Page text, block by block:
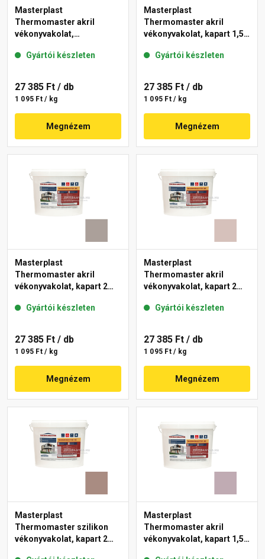
Masterplast
Thermomaster akril
vékonyvakolat,
44-E 25 kg
Gyártói készleten
27 385 Ft / db
1 095 Ft / kg
Megnézem
Masterplast
Thermomaster akril
vékonyvakolat, kapart 1,5
Gyártói készleten
27 385 Ft / db
1 095 Ft / kg
Megnézem
Masterplast
Thermomaster akril
vékonyvakolat, kapart 2
Gyártói készleten
27 385 Ft / db
1 095 Ft / kg
Megnézem
Masterplast
Thermomaster akril
vékonyvakolat, kapart 2
Gyártói készleten
27 385 Ft / db
1 095 Ft / kg
Megnézem
Masterplast
Thermomaster szilikon
vékonyvakolat, kapart 2
Masterplast
Thermomaster akril
vékonyvakolat, kapart 1,5